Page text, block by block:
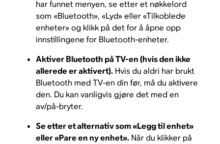
har funnet menyen, se etter et nøkkelord
som «Bluetooth», «Lyd» eller «Tilkoblede
enheter» og klikk på det for å åpne opp
innstillingene for Bluetooth-enheter.
Aktiver Bluetooth på TV-en (hvis den ikke
allerede er aktivert). Hvis du aldri har brukt
Bluetooth med TV-en din før, må du aktivere
den. Du kan vanligvis gjøre det med en
av/på-bryter.
Se etter et alternativ som «Legg til enhet»
eller «Pare en ny enhet». Når du klikker på